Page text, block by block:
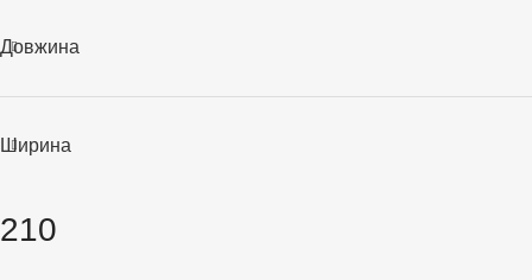
Довжина
Ширина
210